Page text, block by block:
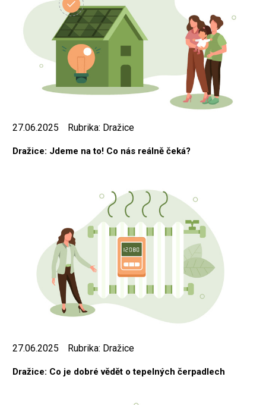
27.06.2025 Rubrika: Dražice
Dražice: Jdeme na to! Co nás reálně čeká?
27.06.2025 Rubrika: Dražice
Dražice: Co je dobré vědět o tepelných čerpadlech